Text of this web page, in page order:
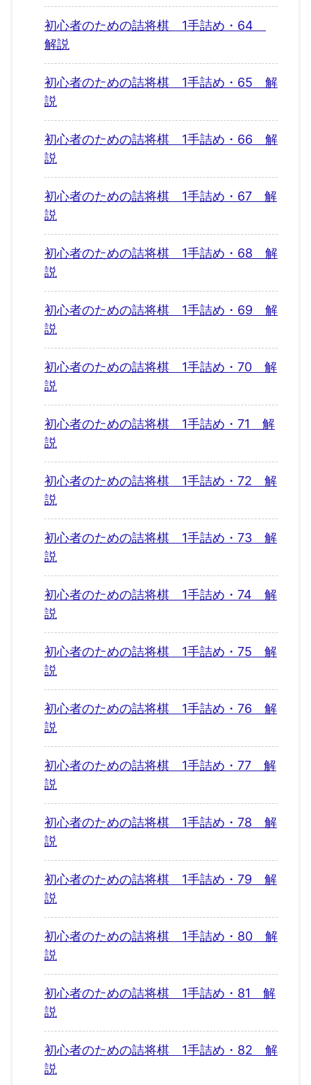
初心者のための詰将棋 1手詰め・64
解説
初心者のための詰将棋 1手詰め・65 解
説
初心者のための詰将棋 1手詰め・66 解
説
初心者のための詰将棋 1手詰め・67 解
説
初心者のための詰将棋 1手詰め・68 解
説
初心者のための詰将棋 1手詰め・69 解
説
初心者のための詰将棋 1手詰め・70 解
説
初心者のための詰将棋 1手詰め・71 解
説
初心者のための詰将棋 1手詰め・72 解
説
初心者のための詰将棋 1手詰め・73 解
説
初心者のための詰将棋 1手詰め・74 解
説
初心者のための詰将棋 1手詰め・75 解
説
初心者のための詰将棋 1手詰め・76 解
説
初心者のための詰将棋 1手詰め・77 解
説
初心者のための詰将棋 1手詰め・78 解
説
初心者のための詰将棋 1手詰め・79 解
説
初心者のための詰将棋 1手詰め・80 解
説
初心者のための詰将棋 1手詰め・81 解
説
初心者のための詰将棋 1手詰め・82 解
説